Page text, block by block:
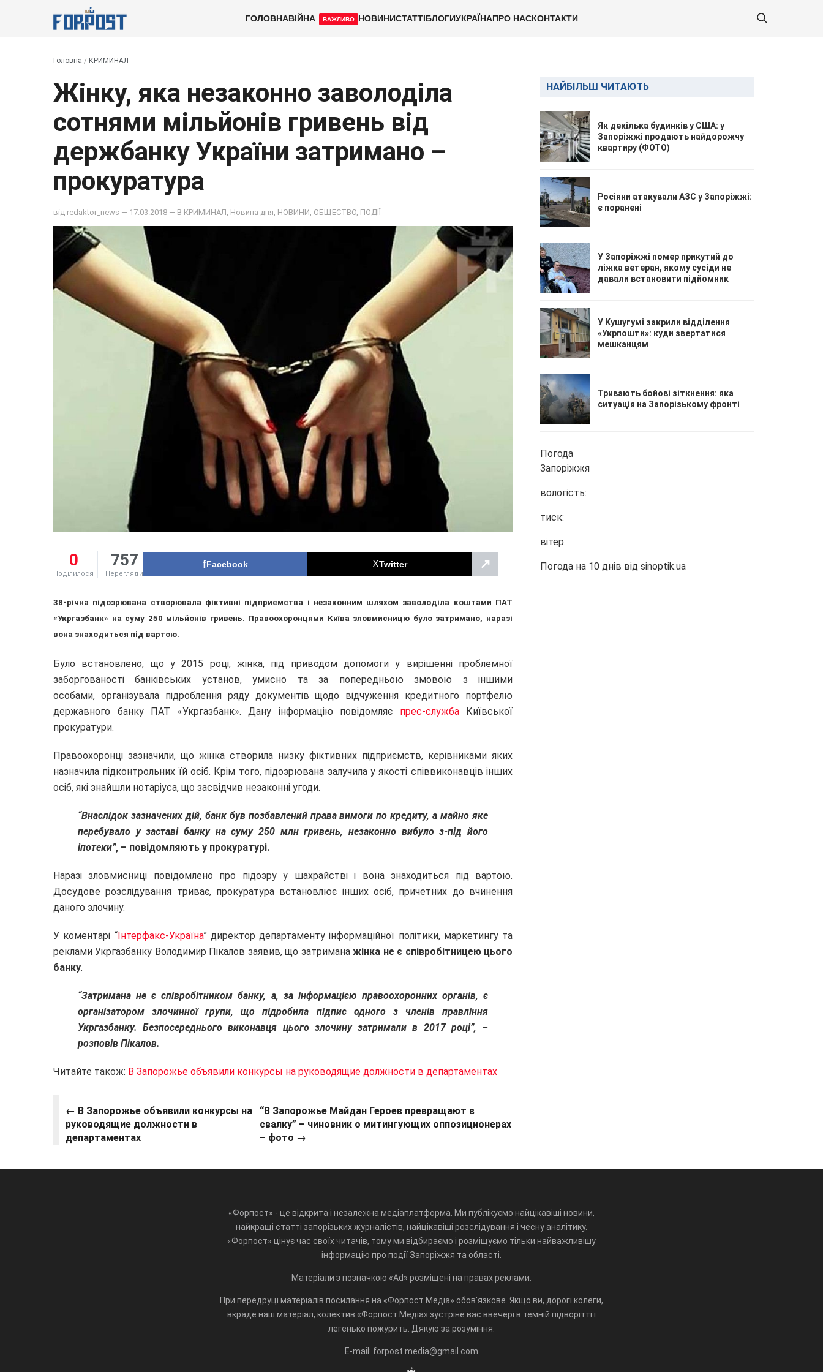
ГОЛОВНАВІЙНА ВАЖЛИВО НОВИНИСТАТТІБЛОГИУКРАЇНАПРО НАСКОНТАКТИ
Головна / КРИМИНАЛ
Жінку, яка незаконно заволоділа
сотнями мільйонів гривень від
держбанку України затримано –
прокуратура
від redaktor_news — 17.03.2018 — В КРИМИНАЛ Новина дня НОВИНИ ОБЩЕСТВО ПОДІЇ
0
Поділилося
757
Перегляди
Facebook Twitter ↗
38-річна підозрювана створювала фіктивні підприємства і незаконним шляхом заволоділа коштами ПАТ
«Укргазбанк» на суму 250 мільйонів гривень. Правоохоронцями Київа зловмисницю було затримано, наразі
вона знаходиться під вартою.
Було встановлено, що у 2015 році, жінка, під приводом допомоги у вирішенні проблемної
заборгованості банківських установ,умисно та за попередньою змовою з іншими
особами, організувала підробленняряду документів щодо відчуження кредитного портфелю
державного банку ПАТ «Укргазбанк». Дану інформацію повідомляє прес-службаКиївської
прокуратури.
Правоохоронці зазначили, що жінка створила низку фіктивних підприємств, керівниками яких
назначила підконтрольних їй осіб. Крім того, підозрювана залучила у якості співвиконавців інших
осіб, які знайшли нотаріуса, що засвідчив незаконні угоди.
“Внаслідок зазначених дій, банк був позбавлений права вимоги по кредиту, а майно яке
перебувало у заставі банку на суму 250 млн гривень, незаконно вибуло з-під його
іпотеки”, – повідомляють у прокуратурі.
Наразі зловмисниці повідомлено про підозру у шахрайстві і вона знаходиться під вартою.
Досудове розслідування триває, прокуратура встановлює інших осіб, причетних до вчинення
даного злочину.
У коментарі “Інтерфакс-Україна” директор департаменту інформаційної політики, маркетингу та
реклами Укргазбанку Володимир Пікалов заявив, що затриманажінка не є співробітницею цього
банку.
“Затримана не є співробітником банку, а, за інформацією правоохоронних органів, є
організатором злочинної групи, що підробила підпис одного з членів правління
Укргазбанку. Безпосереднього виконавця цього злочину затримали в 2017 році”, –
розповів Пікалов.
Читайте також: В Запорожье объявили конкурсы на руководящие должности в департаментах
← В Запорожье объявили конкурсы на
руководящие должности в
департаментах
“В Запорожье Майдан Героев превращают в
свалку” – чиновник о митингующих оппозиционерах
– фото →
НАЙБІЛЬШ ЧИТАЮТЬ
Як декілька будинків у США: у
Запоріжжі продають найдорожчу
квартиру (ФОТО)
Росіяни атакували АЗС у Запоріжжі:
є поранені
У Запоріжжі помер прикутий до
ліжка ветеран, якому сусіди не
давали встановити підйомник
У Кушугумі закрили відділення
«Укрпошти»: куди звертатися
мешканцям
Тривають бойові зіткнення: яка
ситуація на Запорізькому фронті
Погода
Запоріжжя
вологість:
тиск:
вітер:
Погода на 10 днів від sinoptik.ua
«Форпост» - це відкрита і незалежна медіаплатформа. Ми публікуємо найцікавіші новини,
найкращі статті запорізьких журналістів, найцікавіші розслідування і чесну аналітику.
«Форпост» цінує час своїх читачів, тому ми відбираємо і розміщуємо тільки найважливішу
інформацію про події Запоріжжя та області.
Матеріали з позначкою «Ad» розміщені на правах реклами.
При передруці матеріалів посилання на «Форпост.Медіа» обов'язкове. Якщо ви, дорогі колеги,
вкраде наш матеріал, колектив «Форпост.Медіа» зустріне вас ввечері в темній підворітті і
легенько пожурить. Дякую за розуміння.
E-mail: forpost.media@gmail.com